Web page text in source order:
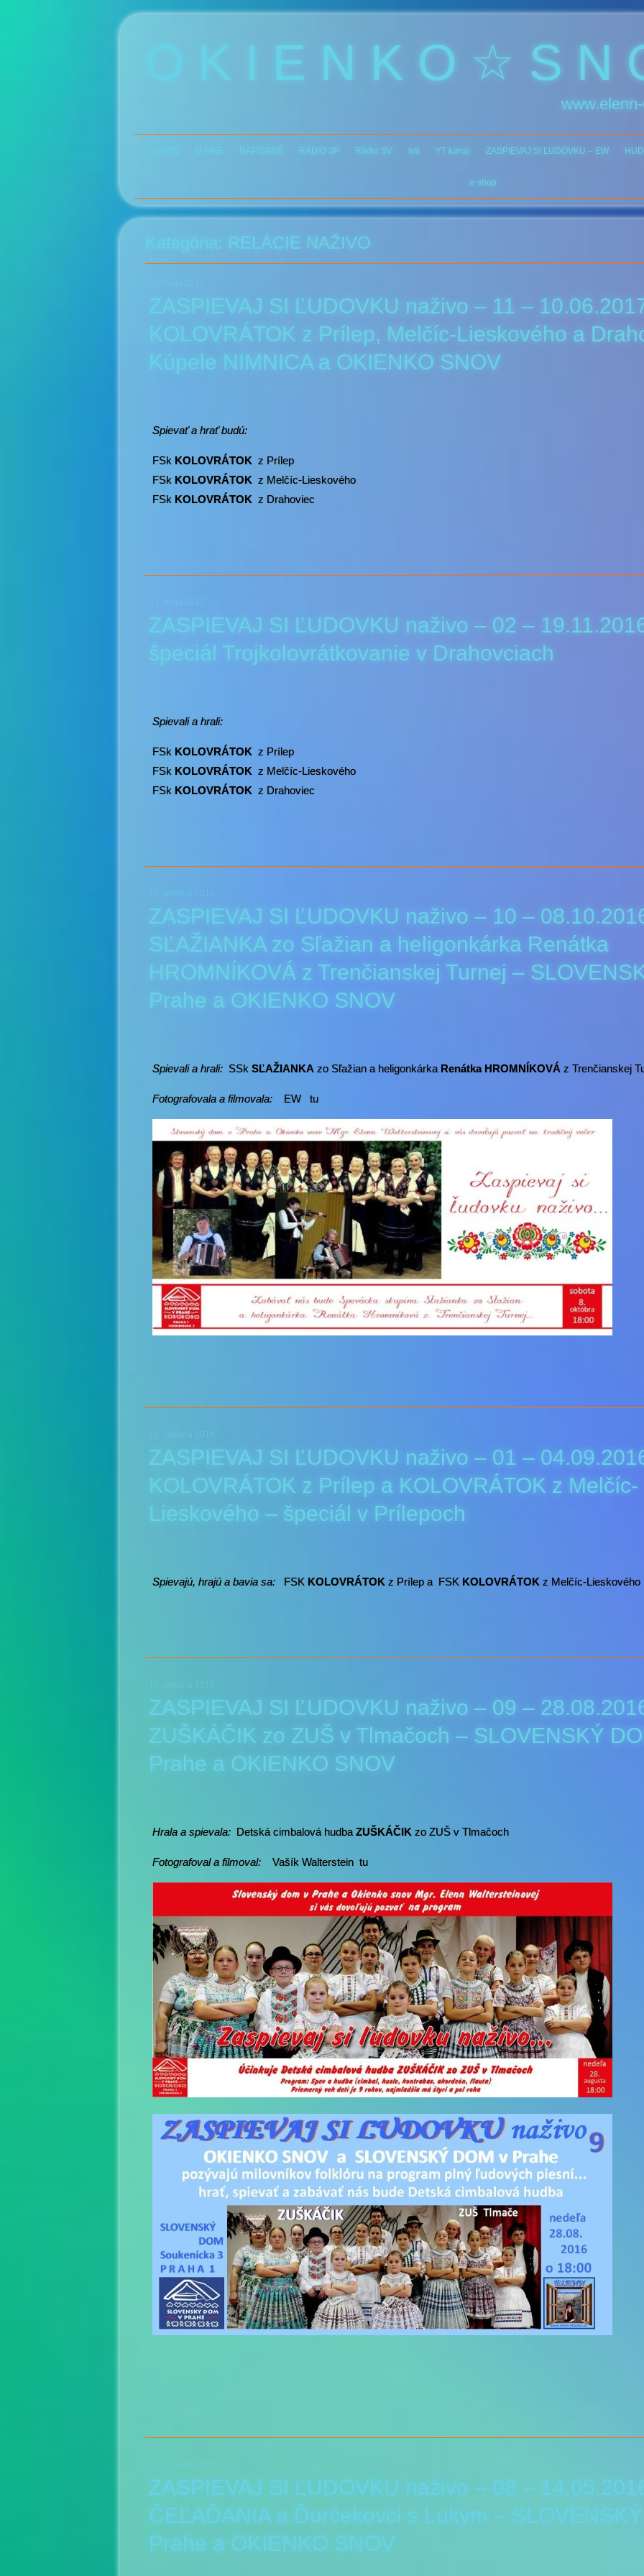
O K I E N K O ☆ S N
NAPÍSANÉ RÁDIO 3P Rádio SV tv8 YT kanál ZASPIEVAJ SI ĽUDOVKU – EW
e-shop
Kategória: RELÁCIE NAŽIVO
ZASPIEVAJ SI ĽUDOVKU naživo – 11 –
KOLOVRÁTOK z Prílep, Melčíc-Lieskového a
Kúpele NIMNICA a OKIENKO SNOV
Spievať a hrať budú:
FSk KOLOVRÁTOK z Prílep
FSk KOLOVRÁTOK z Melčíc-Lieskového
FSk KOLOVRÁTOK z Drahoviec
ZASPIEVAJ SI ĽUDOVKU naživo – 02 –
špeciál Trojkolovrátkovanie v Drahovciach
Spievali a hrali:
FSk KOLOVRÁTOK z Prílep
FSk KOLOVRÁTOK z Melčíc-Lieskového
FSk KOLOVRÁTOK z Drahoviec
ZASPIEVAJ SI ĽUDOVKU naživo – 10 –
SĽAŽIANKA zo Sľažian a heligonkárka Renátka
HROMNÍKOVÁ z Trenčianskej Turnej –
Prahe a OKIENKO SNOV
Spievali a hrali: SSk SĽAŽIANKA zo Sľažian a heligonkárka Renátka HROMNÍKOVÁ z Trenčianskej
Fotografovala a filmovala: EW tu
ZASPIEVAJ SI ĽUDOVKU naživo – 01 –
KOLOVRÁTOK z Prílep a KOLOVRÁTOK z Melčíc-
Lieskového – špeciál v Prílepoch
Spievajú, hrajú a bavia sa: FSK KOLOVRÁTOK z Prílep a FSK KOLOVRÁTOK z Melčíc-Lieskového
ZASPIEVAJ SI ĽUDOVKU naživo – 09 –
ZUŠKÁČIK zo ZUŠ v Tlmačoch – SLOVENSKÝ
Prahe a OKIENKO SNOV
Hrala a spievala: Detská cimbalová hudba ZUŠKÁČIK zo ZUŠ v Tlmačoch
Fotografoval a filmoval: Vašík Walterstein tu
17. augusta 2016
ZASPIEVAJ SI ĽUDOVKU naživo – 08 –
ČEĽAĎANIA a Ďurčekovci s Lukym –
Prahe a OKIENKO SNOV